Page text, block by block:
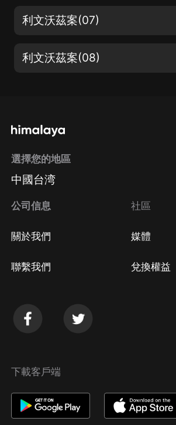
利文沃茲案(07)
利文沃茲案(08)
選擇您的地區
中國台湾
公司信息
關於我們
聯繫我們
社區
媒體
兌換權益
下載客戶端